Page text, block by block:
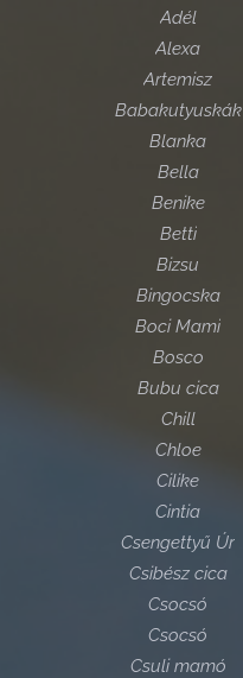
Adél
Alexa
Artemisz
Babakutyuskák
Blanka
Bella
Benike
Betti
Bizsu
Bingocska
Boci Mami
Bosco
Bubu cica
Chill
Chloe
Cilike
Cintia
Csengettyű Úr
Csibész cica
Csocsó
Csocsó
Csuli mamó